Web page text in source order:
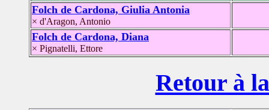
Folch de Cardona, Giulia Antonia
× d'Aragon, Antonio
Folch de Cardona, Diana
× Pignatelli, Ettore
Retour à